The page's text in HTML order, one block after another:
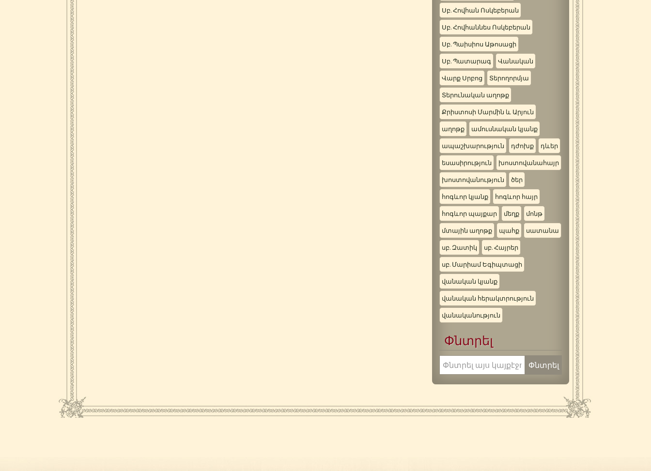
Սբ. Հովհան Ոսկեբերան
Սբ. Հովհաննես Ոսկեբերան
Սբ. Պաիսիոս Աթոսացի
Սբ. Պատարագ Վանական
Վարք Սրբոց Տերողորմյա
Տերունական աղոթք
Քրիստոսի Մարմին և Արյուն
աղոթք ամուսնական կյանք
ապաշխարություն դժոխք դևեր
եսասիրություն խոստովանահայր
խոստովանություն ծեր
հոգևոր կյանք հոգևոր հայր
հոգևոր պայքար մեղք մոնթ
մտային աղոթք պահք սատանա
սբ. Զատիկ սբ. Հայրեր
սբ. Մարիամ Եգիպտացի
վանական կյանք
վանական հերակտրություն
վանականություն
Փնտրել